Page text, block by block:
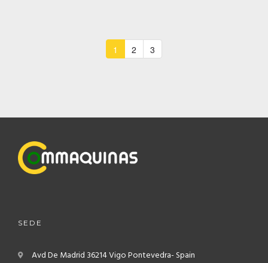
1 2 3
SEDE
Avd De Madrid 36214 VigoPontevedra- Spain